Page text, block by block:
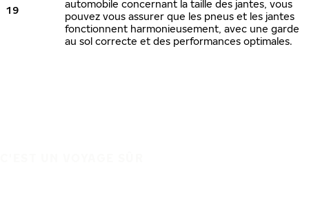
19
automobile concernant la taille des jantes, vous
pouvez vous assurer que les pneus et les jantes
fonctionnent harmonieusement, avec une garde
au sol correcte et des performances optimales.